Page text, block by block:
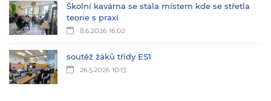
Školní kavárna se stala místem kde se střetla
teorie s praxí
8.6.2026 16:02
soutěž žáků třídy ES1
26.5.2026 10:13